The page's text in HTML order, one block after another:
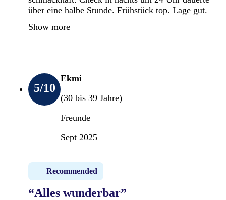
über eine halbe Stunde. Frühstück top. Lage gut.
Show more
5/10
Ekmi
(30 bis 39 Jahre)
Freunde
Sept 2025
Recommended
“Alles wunderbar”